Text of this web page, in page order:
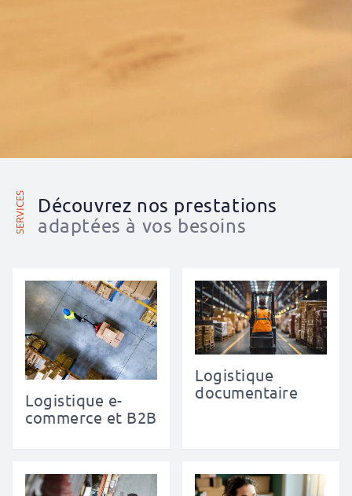
SERVICES
Découvrez nos prestations
adaptées à vos besoins
Logistique e-
commerce et B2B
Logistique
documentaire